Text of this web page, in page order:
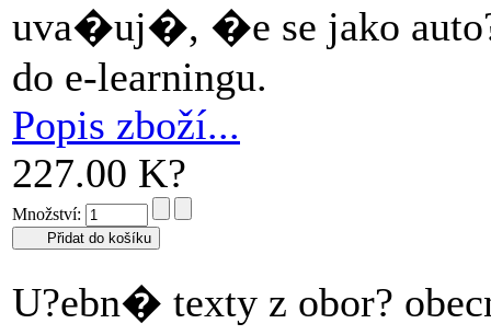
uva�uj�, �e se jako
do e-learningu.
Popis zboží...
227.00 K?
Množství:
U?ebn� texty z obor?